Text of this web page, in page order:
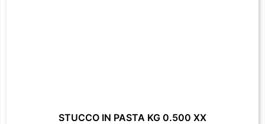
STUCCO IN PASTA KG 0.500 XX